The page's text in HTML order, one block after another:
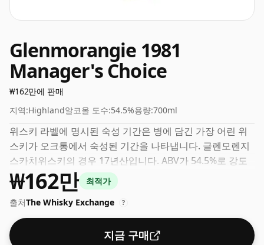
Glenmorangie 1981
Manager's Choice
₩162만에 판매
지역:Highland알코올 도수:54.5%용량:700ml
위스키 라벨에 명시된 숙성 기간은 병에 담긴 가장 어린 위
스키가 오크통에서 숙성된 기간을 나타냅니다. 글렌모렌지
스카치위스키의 경우 17년산입니다. ABV가 54.5%로 강도
가 더 높은 위스키로 간주될 수 있습니다. 70cl의 일반 병입
크기로 제공됩니다.
₩162만
최적가
출처The Whisky Exchange ?
지금 구매